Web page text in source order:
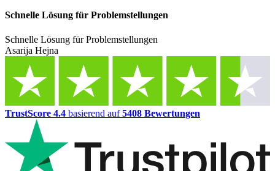
Schnelle Lösung für Problemstellungen
Schnelle Lösung für Problemstellungen
Asarija Hejna
TrustScore 4.4 basierend auf5408 Bewertungen